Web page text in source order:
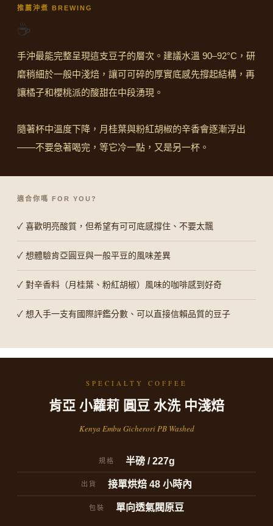
推薦沖煮 BREWING
☕
手沖最能完整呈現這支豆子的層次。建議水溫 90–92°C，研
磨稍細於一般中淺焙，讓可可碎的厚實底感先撐起結構，再
讓橘子和櫻桃派的酸甜在中段湧現。
隨著杯中溫度下降，月桂葉與粉紅胡椒的辛香會逐漸浮出
——不要急著喝完，等它冷一點，又是另一杯。
適合你嗎 FOR YOU?
✓ 喜歡明亮酸質，但希望有可可底感撐住、不要太飄
✓ 想體驗肯亞圓豆與一般平豆的風味差異
✓ 對辛香料（月桂葉、粉紅胡椒）風味的咖啡感到好奇
✓ 想入手一支有國際評鑑分數、可以直接信賴品質的豆子
SPECIALTY COFFEE
肯亞 小蘿莉 圓豆 水洗 中淺焙
Kenya Embu Gicherori PB Washed
規格 半磅 / 227g
出貨 接單烘焙 48 小時內
包裝 單向透氣閥原豆